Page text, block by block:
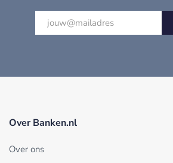
Over Banken.nl
Over ons